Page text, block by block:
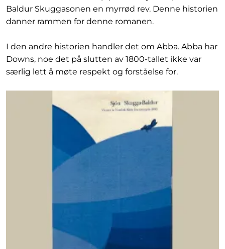
Baldur Skuggasonen en myrrød rev. Denne historien
danner rammen for denne romanen.
I den andre historien handler det om Abba. Abba har
Downs, noe det på slutten av 1800-tallet ikke var
særlig lett å møte respekt og forståelse for.